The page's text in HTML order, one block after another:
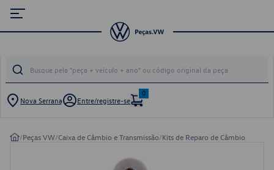
Nova Serrana Entre/registre-se
0
/Peças VW/Caixa de Câmbio e Transmissão/Kits de Reparo de Câmbio